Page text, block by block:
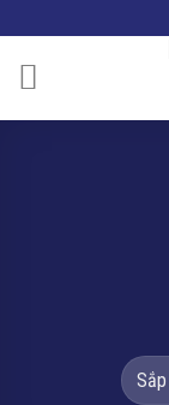
to
content